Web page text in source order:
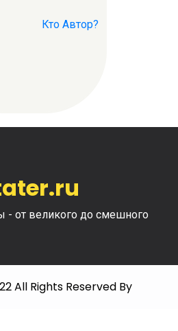
Кто Автор?
- от великого до смешного
All Rights Reserved By